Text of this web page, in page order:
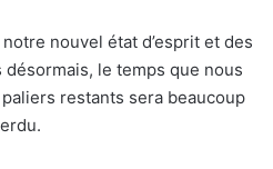
nouvel état d’esprit et des
le temps que nous
restants sera beaucoup